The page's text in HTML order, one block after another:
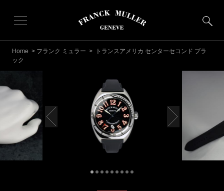
Home > フランク ミュラー > トランスアメリカ センターセコンド ブラ
ック